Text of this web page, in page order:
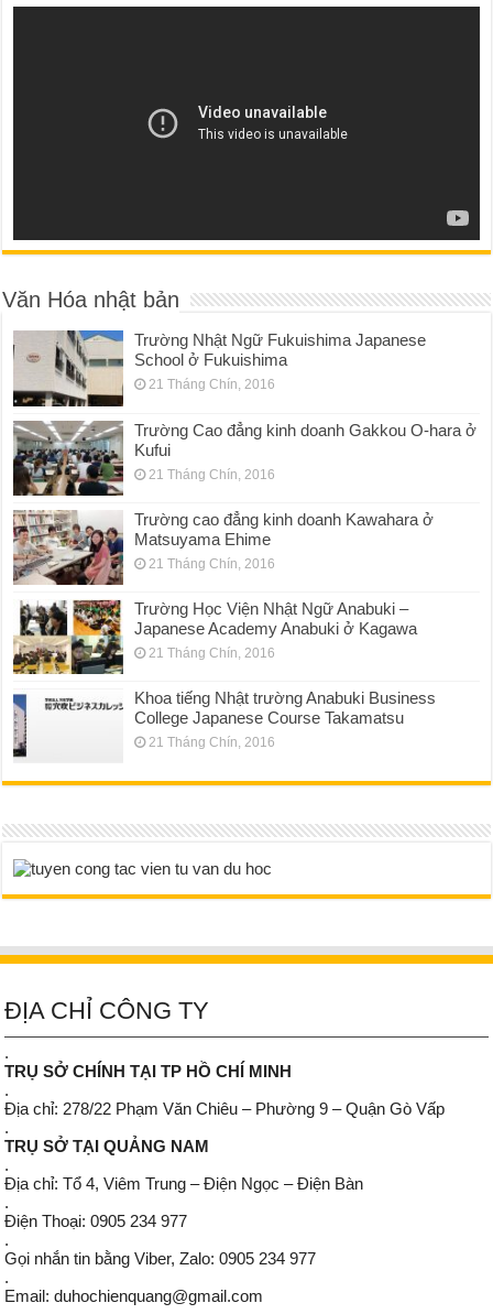
Văn Hóa nhật bản
Trường Nhật Ngữ Fukuishima Japanese
School ở Fukuishima
21 Tháng Chín, 2016
Trường Cao đẳng kinh doanh Gakkou O-hara ở
Kufui
21 Tháng Chín, 2016
Trường cao đẳng kinh doanh Kawahara ở
Matsuyama Ehime
21 Tháng Chín, 2016
Trường Học Viện Nhật Ngữ Anabuki –
Japanese Academy Anabuki ở Kagawa
21 Tháng Chín, 2016
Khoa tiếng Nhật trường Anabuki Business
College Japanese Course Takamatsu
21 Tháng Chín, 2016
ĐỊA CHỈ CÔNG TY
.
TRỤ SỞ CHÍNH TẠI TP HỒ CHÍ MINH
.
Địa chỉ: 278/22 Phạm Văn Chiêu – Phường 9 – Quận Gò Vấp
.
TRỤ SỞ TẠI QUẢNG NAM
.
Địa chỉ: Tổ 4, Viêm Trung – Điện Ngọc – Điện Bàn
.
Điện Thoại: 0905 234 977
.
Gọi nhắn tin bằng Viber, Zalo: 0905 234 977
.
Email: duhochienquang@gmail.com